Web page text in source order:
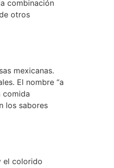
combinación
otros
mexicanas.
El nombre “a
comida
los sabores
el colorido